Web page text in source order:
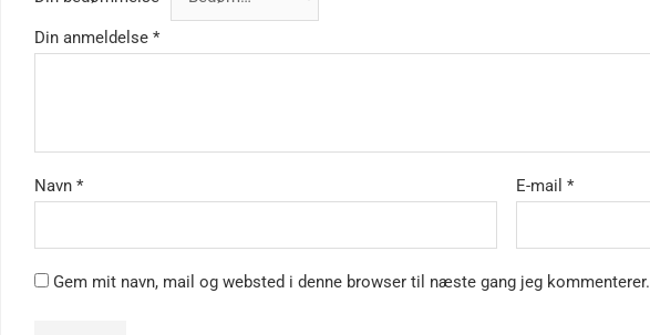
Din anmeldelse *
Navn * E-mail*
Gem mit navn, mail og websted i denne browser til næste gang jeg kommenterer.